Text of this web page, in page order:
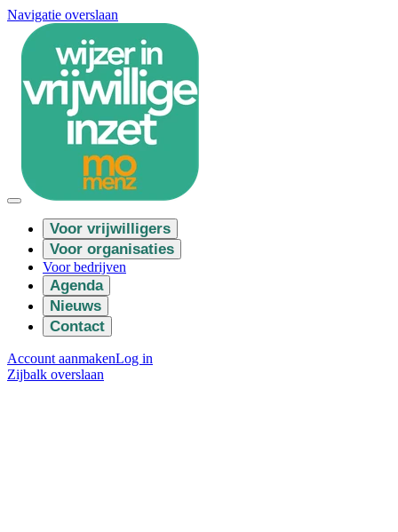
Navigatie overslaan
Voor vrijwilligers
Voor organisaties
Voor bedrijven
Agenda
Nieuws
Contact
Account aanmakenLog in
Zijbalk overslaan